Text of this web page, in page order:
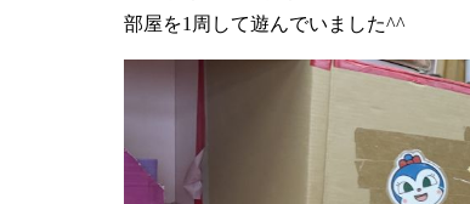
部屋を1周して遊んでいました^^